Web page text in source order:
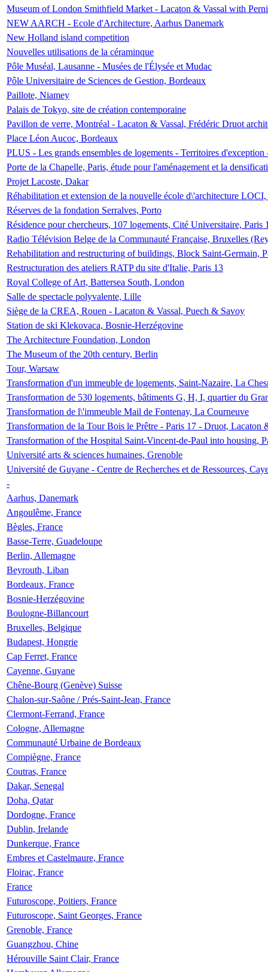
Museum of London Smithfield Market - Lacaton & Vassal with
NEW AARCH - Ecole d'Architecture, Aarhus Danemark
New Holland island competition
Nouvelles utilisations de la céraminque
Pôle Muséal, Lausanne - Musées de l'Élysée et Mudac
Pôle Universitaire de Sciences de Gestion, Bordeaux
Paillote, Niamey
Palais de Tokyo, site de création contemporaine
Pavillon de verre, Montréal - Lacaton & Vassal, Frédéric Druot
Place Léon Aucoc, Bordeaux
PLUS - Les grands ensembles de logements - Territoires
Porte de la Chapelle, Paris, étude pour l'aménagement et la
Projet Lacoste, Dakar
Réhabilitation et extension de la nouvelle école d\'architecture
Réserves de la fondation Serralves, Porto
Résidence pour chercheurs, 107 logements, Cité Universitaire, Paris
Radio Télévision Belge de la Communauté Française, Bruxelles
Rehabilitation and restructuring of buildings, Block Saint-Germain,
Restructuration des ateliers RATP du site d'Italie, Paris 13
Royal College of Art, Battersea South, London
Salle de spectacle polyvalente, Lille
Siège de la CREA, Rouen - Lacaton & Vassal, Puech & Savoy
Station de ski Klekovaca, Bosnie-Herzégovine
The Architecture Foundation, London
The Museum of the 20th century, Berlin
Tour, Warsaw
Transformation d'un immeuble de logements, Saint-Nazaire, La
Transformation de 530 logements, bâtiments G, H, I, quartier du
Transformation de l\'immeuble Mail de Fontenay, La Courneuve
Transformation de la Tour Bois le Prêtre - Paris 17 - Druot, Lacaton
Transformation of the Hospital Saint-Vincent-de-Paul into housing,
Université arts & sciences humaines, Grenoble
Université de Guyane - Centre de Recherches et de Ressources,
-
Aarhus, Danemark
Angoulême, France
Bègles, France
Basse-Terre, Guadeloupe
Berlin, Allemagne
Beyrouth, Liban
Bordeaux, France
Bosnie-Herzégovine
Boulogne-Billancourt
Bruxelles, Belgique
Budapest, Hongrie
Cap Ferret, France
Cayenne, Guyane
Chêne-Bourg (Genève) Suisse
Chalon-sur-Saône / Prés-Saint-Jean, France
Clermont-Ferrand, France
Cologne, Allemagne
Communauté Urbaine de Bordeaux
Compiègne, France
Coutras, France
Dakar, Senegal
Doha, Qatar
Dordogne, France
Dublin, Irelande
Dunkerque, France
Embres et Castelmaure, France
Floirac, France
France
Futuroscope, Poitiers, France
Futuroscope, Saint Georges, France
Grenoble, France
Guangzhou, Chine
Hérouville Saint Clair, France